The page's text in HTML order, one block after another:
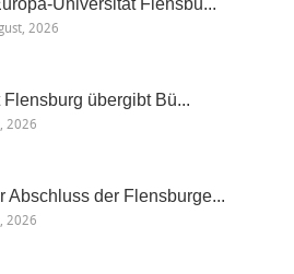
Universität Flensbu...
2026
Flensburg übergibt Bü...
2026
Abschluss der Flensburge...
2026